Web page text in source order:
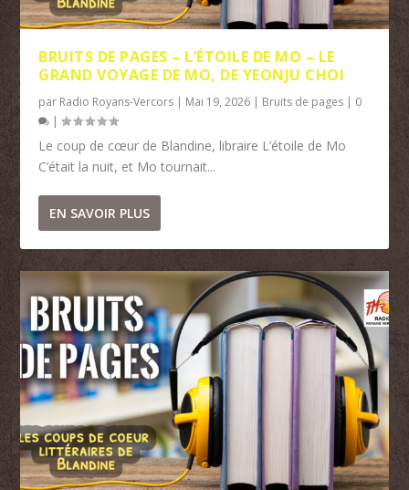
BRUITS DE PAGES – L’ÉTOILE DE MO – LE
GRAND VOYAGE DE MO, DE YEONJU CHOI
par Radio Royans-Vercors | Mai 19, 2026 | Bruits de pages | 0
|
Le coup de cœur de Blandine, libraire L’étoile de Mo
C’était la nuit, et Mo tournait...
EN SAVOIR PLUS